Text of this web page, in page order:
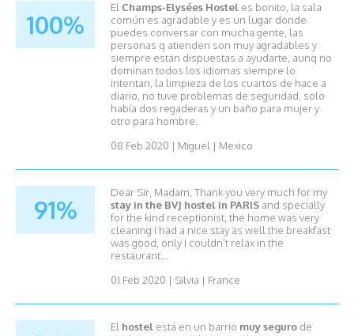
100%
El Champs-Elysées Hostel es bonito, la sala
común es agradable y es un lugar donde
puedes conversar con mucha gente, las
personas q atienden son muy agradables y
siempre están dispuestas a ayudarte, aunq no
dominan todos los idiomas siempre lo
intentan, la limpieza de los cuartos de hace a
diario, no tuve problemas de seguridad, solo
había dos regaderas y un baño para mujer y
otro para hombre.
08 Feb 2020 | Miguel | Mexico
91%
Dear Sir, Madam, Thank you very much for my
stay in the BVJ hostel in PARIS and specially
for the kind receptionist, the home was very
cleaning I had a nice stay as well the breakfast
was good, only I couldn't relax in the
restaurant...
01 Feb 2020 | Silvia | France
El hostel está en un barrio muy seguro de